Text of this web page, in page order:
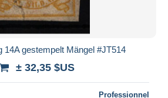
Appliquer
14A gestempelt Mängel #JT514
± 32,35 $US
Professionnel